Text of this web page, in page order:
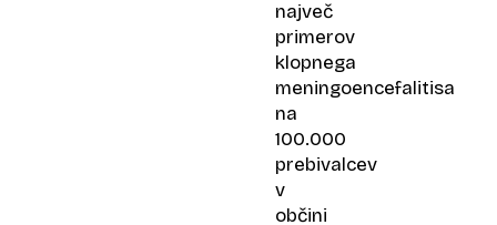
največ
primerov
klopnega
meningoencefalitisa
na
100.000
prebivalcev
v
občini